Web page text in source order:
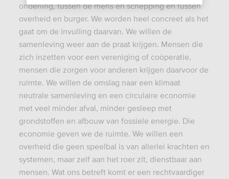
onderling, tussen de mens en schepping en tussen
overheid en burger. We worden heel concreet als het
gaat om de invulling daarvan. We willen de
samenleving weer aan de praat krijgen. Mensen die
zich inzetten voor een vereniging of coöperatie,
mensen die zorgen voor anderen krijgen daarvoor de
ruimte. We willen de omslag naar een klimaat
neutrale samenleving en een circulaire economie
met veel minder afval, minder gesleep met
grondstoffen en afbouw van fossiele energie. Die
economie geven we de ruimte. We willen een
overheid die geen speelbal is van allerlei krachten en
systemen, maar zelf aan het roer zit, dienstbaar aan
mensen. Wat ons betreft komt er een rechtvaardiger